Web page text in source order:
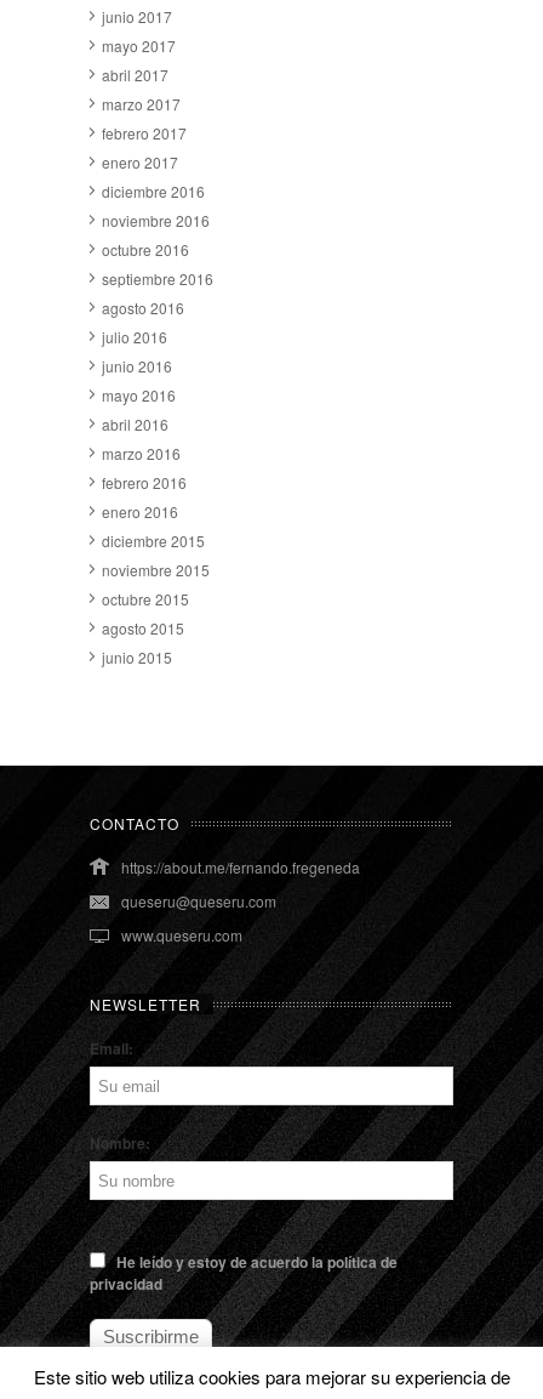
junio 2017
mayo 2017
abril 2017
marzo 2017
febrero 2017
enero 2017
diciembre 2016
noviembre 2016
octubre 2016
septiembre 2016
agosto 2016
julio 2016
junio 2016
mayo 2016
abril 2016
marzo 2016
febrero 2016
enero 2016
diciembre 2015
noviembre 2015
octubre 2015
agosto 2015
junio 2015
CONTACTO
https://about.me/fernando.fregeneda
queseru@queseru.com
www.queseru.com
NEWSLETTER
Email:
Nombre:
He leído y estoy de acuerdo la política de
privacidad
Este sitio web utiliza cookies para mejorar su experiencia de